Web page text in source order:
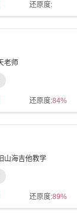
还原度:
老师
还原度:84%
山海吉他教学
还原度:89%